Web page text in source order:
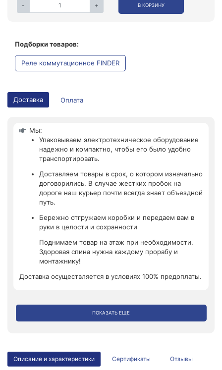
- + В КОРЗИНУ
Подборки товаров:
Реле коммутационное FINDER
Доставка Оплата
Мы:
Упаковываем электротехническое оборудование
надежно и компактно, чтобы его было удобно
транспортировать.
Доставляем товары в срок, о котором изначально
договорились. В случае жестких пробок на
дороге наш курьер почти всегда знает объездной
путь.
Бережно отгружаем коробки и передаем вам в
руки в целости и сохранности
Поднимаем товар на этаж при необходимости.
Здоровая спина нужна каждому прорабу и
монтажнику!
Доставка осуществляется в условиях 100% предоплаты.
ПОКАЗАТЬ ЕЩЕ
Описание и характеристики Сертификаты Отзывы